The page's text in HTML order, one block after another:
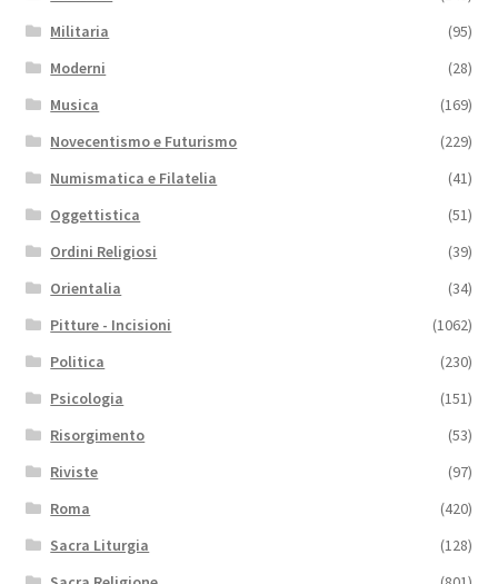
Militaria
(95)
Moderni
(28)
Musica
(169)
Novecentismo e Futurismo
(229)
Numismatica e Filatelia
(41)
Oggettistica
(51)
Ordini Religiosi
(39)
Orientalia
(34)
Pitture - Incisioni
(1062)
Politica
(230)
Psicologia
(151)
Risorgimento
(53)
Riviste
(97)
Roma
(420)
Sacra Liturgia
(128)